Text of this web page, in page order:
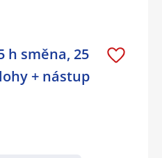
h směna, 25
+ nástup